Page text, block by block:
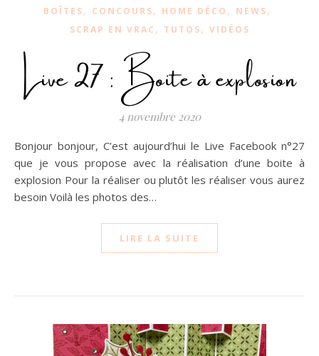
BOÎTES, CONCOURS, HOME DÉCO , NEWS,
SCRAP EN VRAC , TUTOS, VIDÉOS
Live 27 : Boite à explosion
4 novembre 2020
Bonjour bonjour, C’est aujourd’hui le Live Facebook n°27
que je vous propose avec la réalisation d’une boite à
explosion Pour la réaliser ou plutôt les réaliser vous aurez
besoin Voilà les photos des…
LIRE LA SUITE